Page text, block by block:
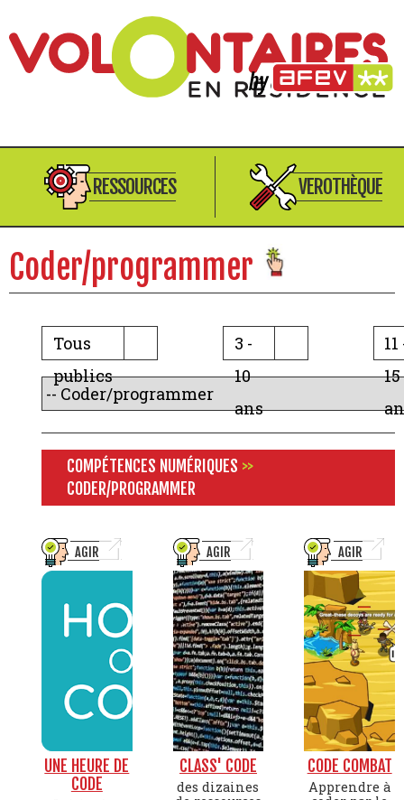
RESSOURCES VEROTHÈQUE
Coder/programmer
Tous
publics
3 -
10
ans
11
15
COMPÉTENCES NUMÉRIQUES >>
CODER/PROGRAMMER
AGIR
UNE HEURE DE
CODE
AGIR
CLASS' CODE
des dizaines
AGIR
CODE COMBAT
Apprendre à